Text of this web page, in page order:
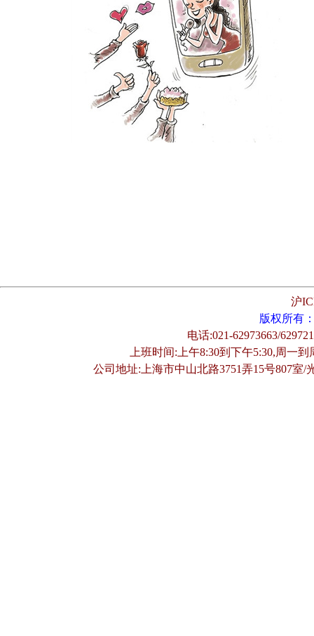
沪
版权所有
电话:021-62973663/
上班时间:上午8:30到下午5:30,周一
公司地址:上海市中山北路3751弄15号807室